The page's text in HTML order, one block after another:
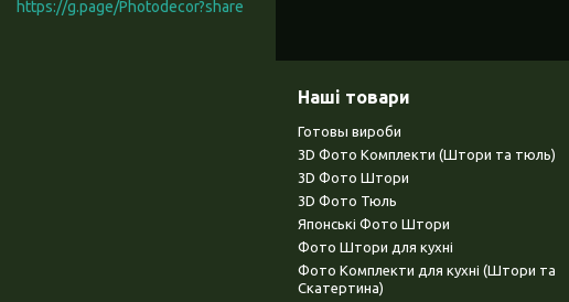
https://g.page/Photodecor?share
Наші товари
Готовы вироби
3D Фото Комплекти (Штори та тюль)
3D Фото Штори
3D Фото Тюль
Японські Фото Штори
Фото Штори для кухні
Фото Комплекти для кухні (Штори та
Скатертина)